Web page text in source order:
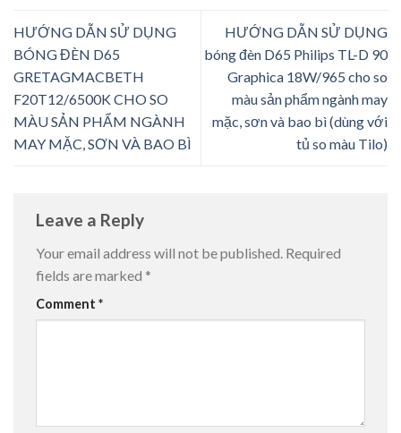
HƯỚNG DẪN SỬ DỤNG
BÓNG ĐÈN D65
GRETAGMACBETH
F20T12/6500K CHO SO
MÀU SẢN PHẨM NGÀNH
MAY MẶC, SƠN VÀ BAO BÌ
HƯỚNG DẪN SỬ DỤNG
bóng đèn D65 Philips TL-D 90
Graphica 18W/965 cho so
màu sản phẩm ngành may
mặc, sơn và bao bì (dùng với
tủ so màu Tilo)
Leave a Reply
Your email address will not be published. Required
fields are marked *
Comment *